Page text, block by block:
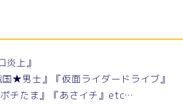
上』
国★男士』『仮面ライダードライブ』
チたま』『あさイチ』etc…